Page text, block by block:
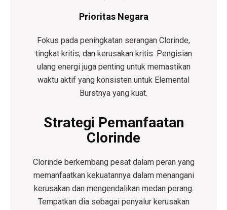
Prioritas Negara
Fokus pada peningkatan serangan Clorinde,
tingkat kritis, dan kerusakan kritis. Pengisian
ulang energi juga penting untuk memastikan
waktu aktif yang konsisten untuk Elemental
Burstnya yang kuat.
Strategi Pemanfaatan
Clorinde
Clorinde berkembang pesat dalam peran yang
memanfaatkan kekuatannya dalam menangani
kerusakan dan mengendalikan medan perang.
Tempatkan dia sebagai penyalur kerusakan